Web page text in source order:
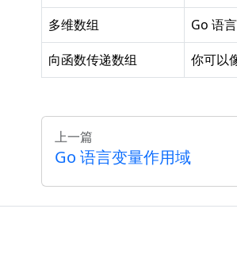
多维数组
Go 语
向函数传递数组
你可以
上一篇
Go 语言变量作用域